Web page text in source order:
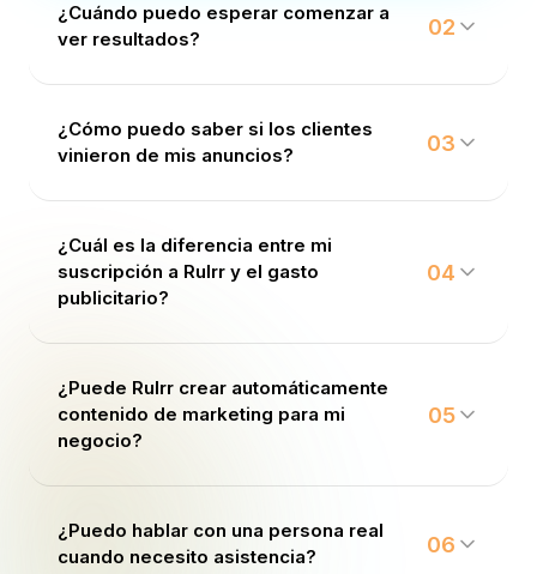
¿Cuándo puedo esperar comenzar a
ver resultados?
02
¿Cómo puedo saber si los clientes
vinieron de mis anuncios?
03
¿Cuál es la diferencia entre mi
suscripción a Rulrr y el gasto
publicitario?
04
¿Puede Rulrr crear automáticamente
contenido de marketing para mi
negocio?
05
¿Puedo hablar con una persona real
cuando necesito asistencia?
06